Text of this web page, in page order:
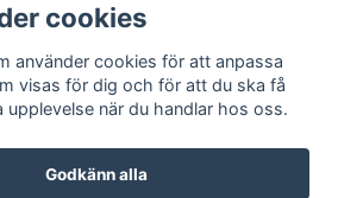
cookies
använder cookies för att anpassa
visas för dig och för att du ska få
upplevelse när du handlar hos oss.
Godkänn alla